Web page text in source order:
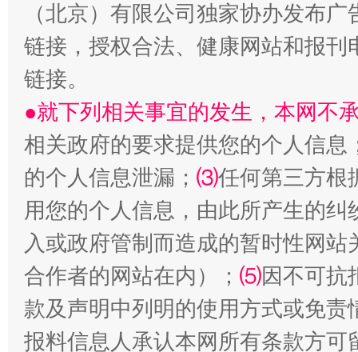
（北京）有限公司独家协办发布
链接，授权合法、健康网站和报
链接。
●就下列相关事宜的发生，本网不
相关政府的要求提供您的个人信息
的个人信息泄漏； ⑶任何第三方根
用您的个人信息，由此所产生的纠
入或政府管制而造成的暂时性网
合作者的网站在内）； ⑸因不可抗
款及声明中列明的使用方式或免责
报料信息人承认本网所有条款方